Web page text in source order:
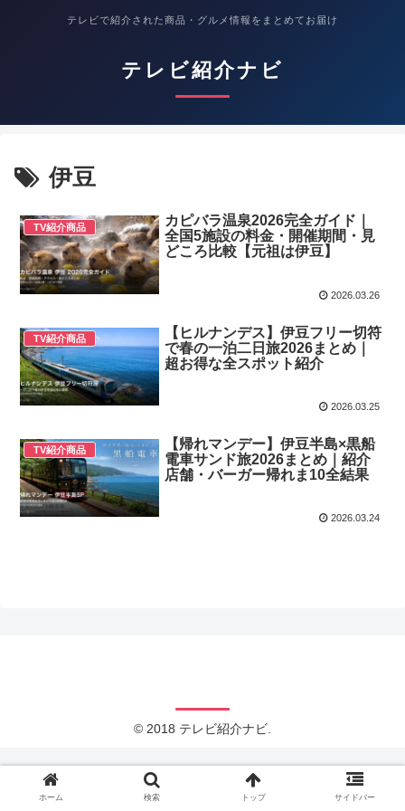
テレビで紹介された商品・グルメ情報をまとめてお届け
テレビ紹介ナビ
伊豆
TV紹介商品
カピバラ温泉2026完全ガイド｜
全国5施設の料金・開催期間・見
どころ比較【元祖は伊豆】
2026.03.26
TV紹介商品
【ヒルナンデス】伊豆フリー切符
で春の一泊二日旅2026まとめ｜
超お得な全スポット紹介
2026.03.25
TV紹介商品
【帰れマンデー】伊豆半島×黒船
電車サンド旅2026まとめ｜紹介
店舗・バーガー帰れま10全結果
2026.03.24
© 2018 テレビ紹介ナビ.
ホーム 検索 トップ サイドバー